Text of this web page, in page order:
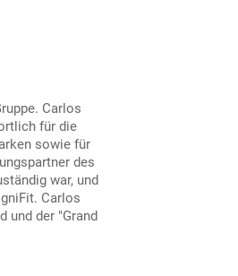
Carlos
für die
sowie für
des
war, und
Carlos
und der "Grand